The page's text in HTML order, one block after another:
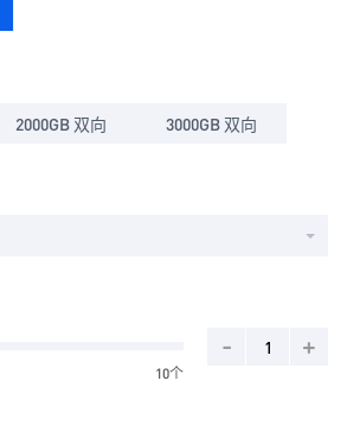
2000GB 双向 3000GB 双向
10个
- +